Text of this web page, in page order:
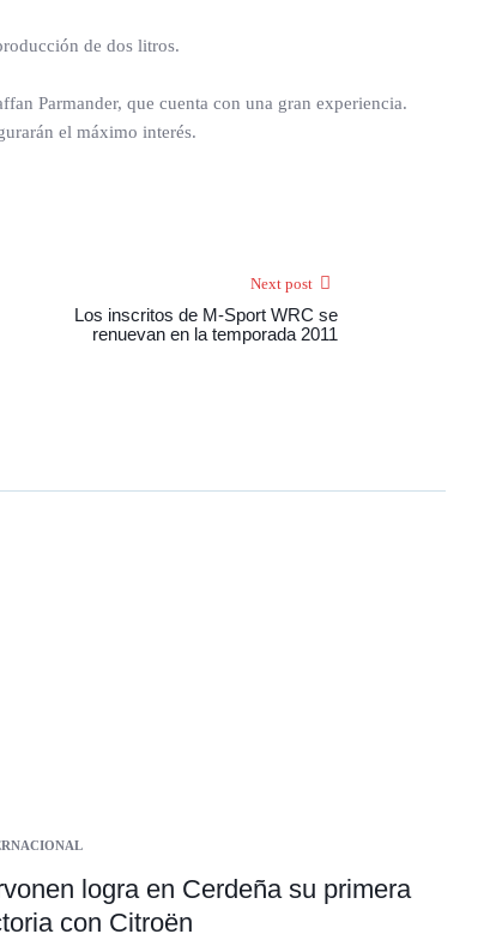
de dos litros.
Parmander, que cuenta con una gran experiencia.
el máximo interés.
Next post
Los inscritos de M-Sport WRC se
renuevan en la temporada 2011
logra en Cerdeña su primera
con Citroën